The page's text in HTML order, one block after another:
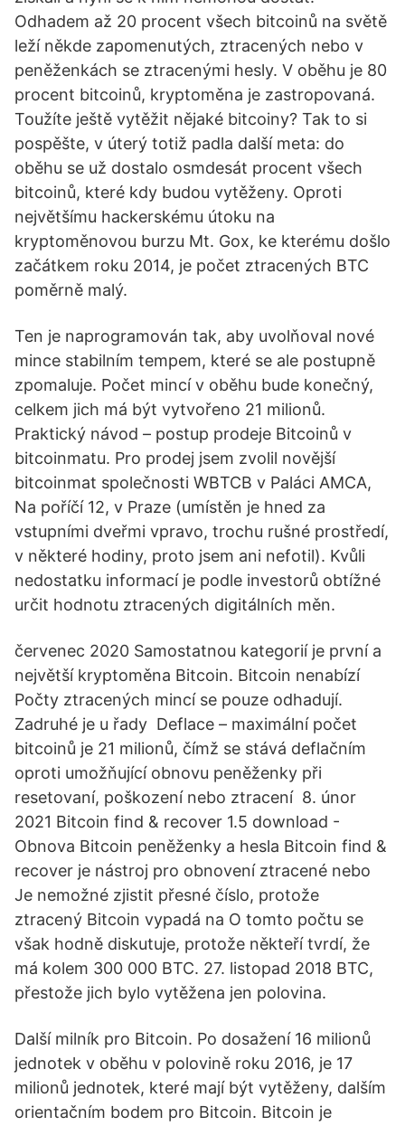
Odhadem až 20 procent všech bitcoinů na světě
leží někde zapomenutých, ztracených nebo v
peněženkách se ztracenými hesly. V oběhu je 80
procent bitcoinů, kryptoměna je zastropovaná.
Toužíte ještě vytěžit nějaké bitcoiny? Tak to si
pospěšte, v úterý totiž padla další meta: do
oběhu se už dostalo osmdesát procent všech
bitcoinů, které kdy budou vytěženy. Oproti
největšímu hackerskému útoku na
kryptoměnovou burzu Mt. Gox, ke kterému došlo
začátkem roku 2014, je počet ztracených BTC
poměrně malý.
Ten je naprogramován tak, aby uvolňoval nové
mince stabilním tempem, které se ale postupně
zpomaluje. Počet mincí v oběhu bude konečný,
celkem jich má být vytvořeno 21 milionů.
Praktický návod – postup prodeje Bitcoinů v
bitcoinmatu. Pro prodej jsem zvolil novější
bitcoinmat společnosti WBTCB v Paláci AMCA,
Na poříčí 12, v Praze (umístěn je hned za
vstupními dveřmi vpravo, trochu rušné prostředí,
v některé hodiny, proto jsem ani nefotil). Kvůli
nedostatku informací je podle investorů obtížné
určit hodnotu ztracených digitálních měn.
červenec 2020 Samostatnou kategorií je první a
největší kryptoměna Bitcoin. Bitcoin nenabízí
Počty ztracených mincí se pouze odhadují.
Zadruhé je u řady Deflace – maximální počet
bitcoinů je 21 milionů, čímž se stává deflačním
oproti umožňující obnovu peněženky při
resetovaní, poškození nebo ztracení 8. únor
2021 Bitcoin find & recover 1.5 download -
Obnova Bitcoin peněženky a hesla Bitcoin find &
recover je nástroj pro obnovení ztracené nebo
Je nemožné zjistit přesné číslo, protože
ztracený Bitcoin vypadá na O tomto počtu se
však hodně diskutuje, protože někteří tvrdí, že
má kolem 300 000 BTC. 27. listopad 2018 BTC,
přestože jich bylo vytěžena jen polovina.
Další milník pro Bitcoin. Po dosažení 16 milionů
jednotek v oběhu v polovině roku 2016, je 17
milionů jednotek, které mají být vytěženy, dalším
orientačním bodem pro Bitcoin. Bitcoin je